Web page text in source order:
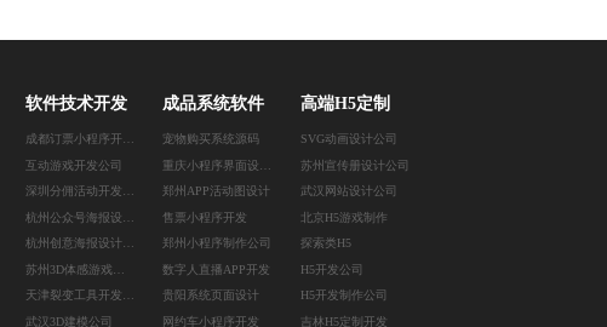
软件技术开发
成都订票小程序开发公司
互动游戏开发公司
深圳分佣活动开发公司
杭州创意海报设计公司
天津裂变工具开发公司
武汉3D建模公司
成品系统软件
宠物购买系统源码
郑州APP活动图设计
售票小程序开发
郑州小程序制作公司
数字人直播APP开发
贵阳系统页面设计
网约车小程序开发
高端H5定制
SVG动画设计公司
苏州宣传册设计公司
武汉网站设计公司
北京H5游戏制作
探索类H5
H5开发公司
H5开发制作公司
吉林H5定制开发